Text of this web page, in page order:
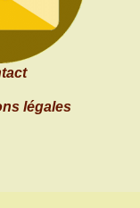
légales